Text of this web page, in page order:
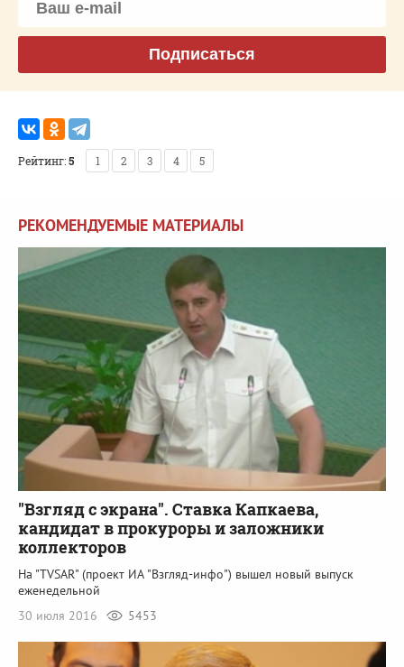
Подписаться
Рейтинг:5 1 2 3 4 5
РЕКОМЕНДУЕМЫЕ МАТЕРИАЛЫ
"Взгляд с экрана". Ставка Капкаева,
кандидат в прокуроры и заложники
коллекторов
На "TVSAR" (проект ИА "Взгляд-инфо") вышел новый выпуск
еженедельной
30 июля 2016
5453